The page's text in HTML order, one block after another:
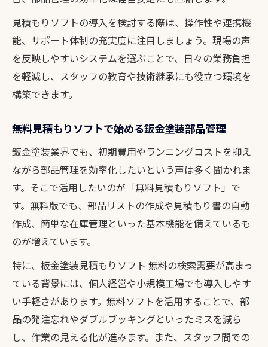
見積もりソフトの導入を検討する際は、操作性や連携機
能、サポート体制の充実度に注目しましょう。現場の声
を反映しやすいシステムを選ぶことで、日々の業務負担
を軽減し、スタッフの教育や技術継承にも役立つ環境を
構築できます。
無料見積もりソフトで始める鈑金塗装部品管理
鈑金塗装業界でも、初期費用やランニングコストを抑え
ながら部品管理を効率化したいという声は多く聞かれま
す。そこで活用したいのが「無料見積もりソフト」で
す。無料版でも、部品リストの作成や見積もり書の自動
作成、簡単な在庫管理といった基本機能を備えているも
のが増えています。
特に、板金塗装見積もりソフト 無料の検索需要が高まっ
ている背景には、個人経営や小規模工場でも導入しやす
い手軽さがあります。無料ソフトを活用することで、部
品の発注忘れやダブルブッキングといったミスを減ら
し、作業の見える化が進みます。また、スタッフ間での